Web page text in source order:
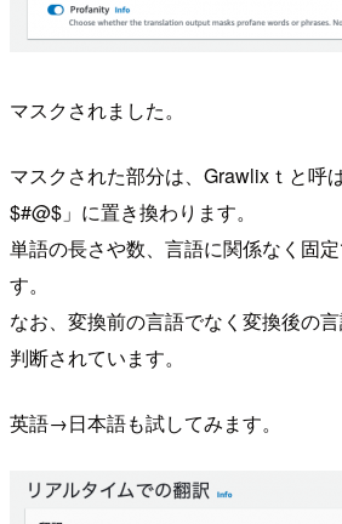
マスクされました。
マスクされた部分は、Grawlixｔと呼
$#@$」に置き換わります。
単語の長さや数、言語に関係なく固
す。
なお、変換前の言語でなく変換後の
判断されています。
英語→日本語も試してみます。